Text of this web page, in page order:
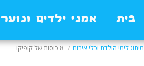
בית אמני ילדים ונוער
מיתוג לימי הולדת וכלי אירוח 8 כוסות של קופיקו